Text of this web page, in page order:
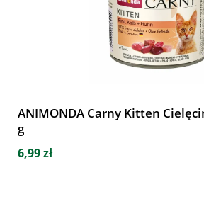
ANIMONDA Carny Kitten
g
6,99 zł